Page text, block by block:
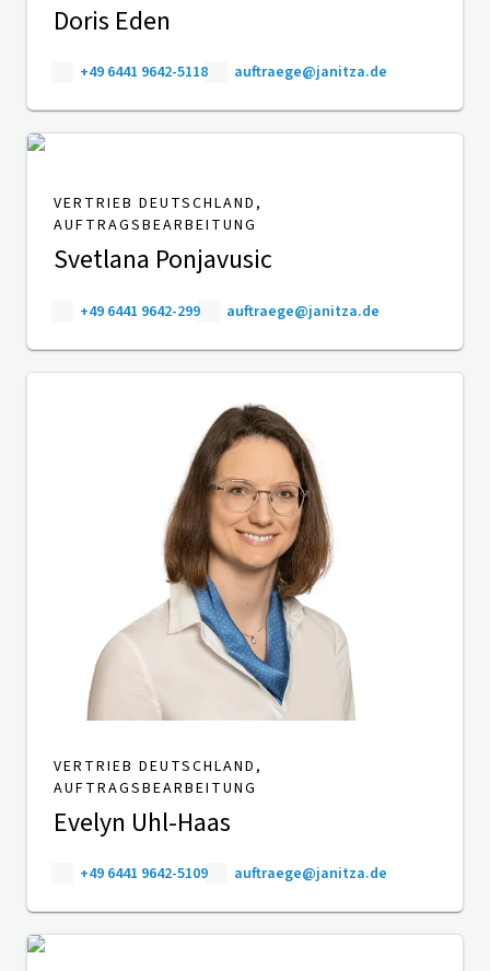
Doris Eden
+49 6441 9642-5118 auftraege@janitza.de
VERTRIEB DEUTSCHLAND,
AUFTRAGSBEARBEITUNG
Svetlana Ponjavusic
+49 6441 9642-299 auftraege@janitza.de
VERTRIEB DEUTSCHLAND,
AUFTRAGSBEARBEITUNG
Evelyn Uhl-Haas
+49 6441 9642-5109 auftraege@janitza.de